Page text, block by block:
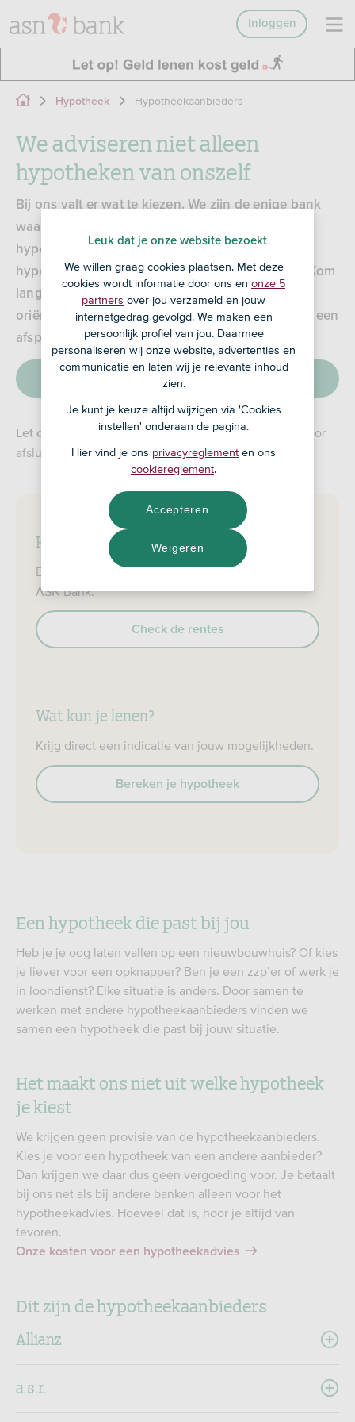
Inloggen
Hypotheek Hypotheekaanbieders
We adviseren niet alleen
hypotheken van onszelf
Bij ons valt er wat te kiezen. We zijn de enige bank
waar je kunt kiezen uit meerdere
hypotheekaanbieders. Zo hebben we altijd een
hypotheek die past bij jouw situatie en wensen. Kom
langs in één van onze kantoren voor een gratis
oriëntatiegesprek met een ASN-adviseur. Of plan een
afspraak voor beeldbellen.
Maak een afspraak
Let op:
Je kunt niet alle hypotheken bij elk ASN-kantoor
afsluiten. Vraag je adviseur naar de mogelijkheden.
Hypotheekrentes
Bekijk de huidige rentes van een hypotheek van
ASN Bank.
Check de rentes
Wat kun je lenen?
Krijg direct een indicatie van jouw mogelijkheden.
Bereken je hypotheek
Een hypotheek die past bij jou
Heb je je oog laten vallen op een nieuwbouwhuis? Of kies
je liever voor een opknapper? Ben je een zzp’er of werk je
in loondienst? Elke situatie is anders. Door samen te
werken met andere hypotheekaanbieders vinden we
samen een hypotheek die past bij jouw situatie.
Het maakt ons niet uit welke hypotheek
je kiest
We krijgen geen provisie van de hypotheekaanbieders.
Kies je voor een hypotheek van een andere aanbieder?
Dan krijgen we daar dus geen vergoeding voor. Je betaalt
bij ons net als bij andere banken alleen voor het
hypotheekadvies. Hoeveel dat is, hoor je altijd van
tevoren.
Onze kosten voor een hypotheekadvies
Dit zijn de hypotheekaanbieders
Allianz
a.s.r.
Leuk dat je onze website bezoekt
We willen graag cookies plaatsen. Met deze
cookies wordt informatie door ons en onze 5
partners over jou verzameld en jouw
internetgedrag gevolgd. We maken een
persoonlijk profiel van jou. Daarmee
personaliseren wij onze website, advertenties en
communicatie en laten wij je relevante inhoud
zien.
Je kunt je keuze altijd wijzigen via 'Cookies
instellen' onderaan de pagina.
Hier vind je ons privacyreglement en ons
cookiereglement.
Weigeren
Accepteren